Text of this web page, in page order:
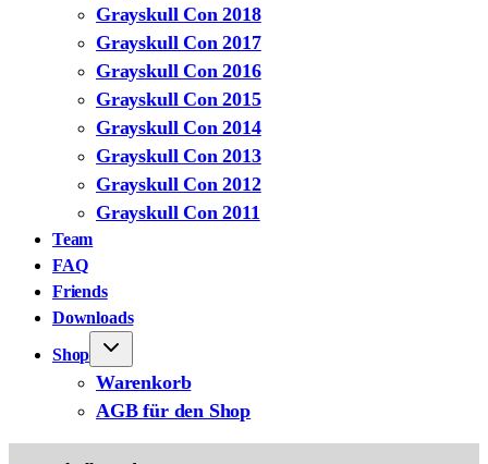
Grayskull Con 2018
Grayskull Con 2017
Grayskull Con 2016
Grayskull Con 2015
Grayskull Con 2014
Grayskull Con 2013
Grayskull Con 2012
Grayskull Con 2011
Team
FAQ
Friends
Downloads
Shop
Warenkorb
AGB für den Shop